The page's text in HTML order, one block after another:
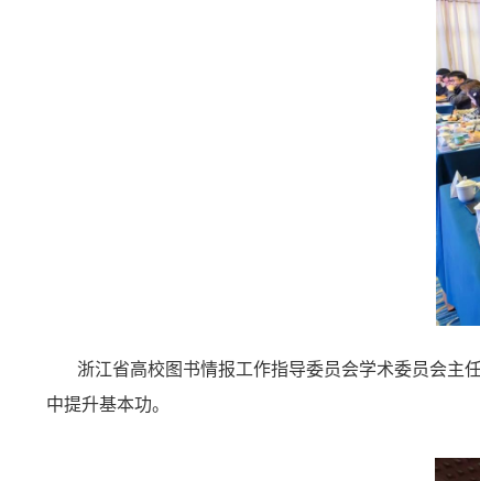
浙江省高校图书情报工作指导委员会学术委员会主
中提升基本功。